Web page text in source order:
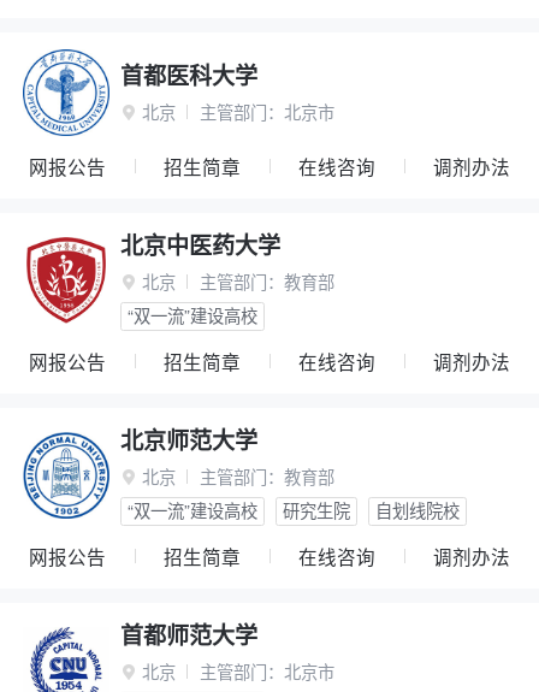
首都医科大学
 北京 主管部门： 北京市
网报公告 招生简章 在线咨询 调剂办法
北京中医药大学
 北京 主管部门： 教育部
“双一流”建设高校
网报公告 招生简章 在线咨询 调剂办法
北京师范大学
 北京 主管部门： 教育部
“双一流”建设高校
研究生院 自划线院校
网报公告 招生简章 在线咨询 调剂办法
首都师范大学
 北京 主管部门： 北京市